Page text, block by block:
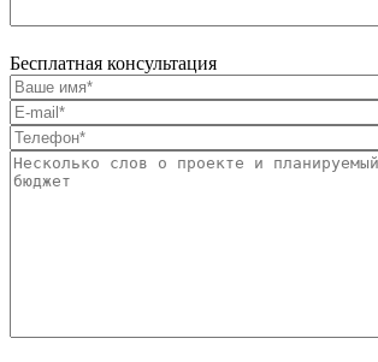
Бесплатная консультация